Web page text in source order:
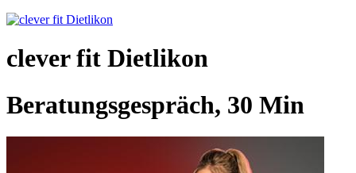
clever fit Dietlikon
Beratungsgespräch, 30 Min